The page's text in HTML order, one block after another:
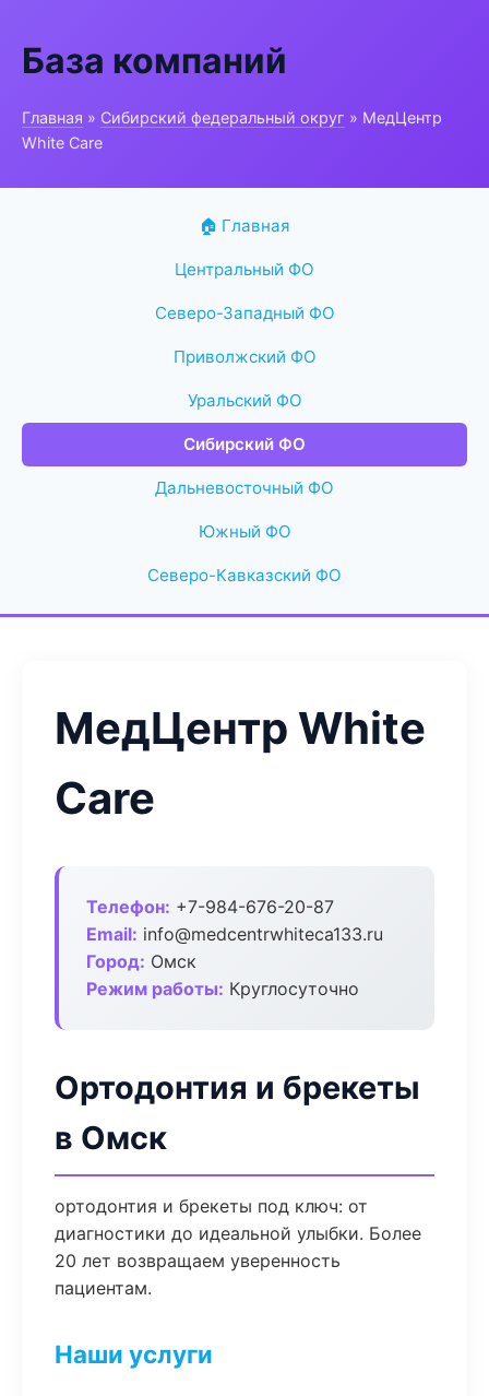
База компаний
Главная » Сибирский федеральный округ » МедЦентр
White Care
🏠 Главная
Центральный ФО
Северо-Западный ФО
Приволжский ФО
Уральский ФО
Сибирский ФО
Дальневосточный ФО
Южный ФО
Северо-Кавказский ФО
МедЦентр White
Care
Телефон: +7-984-676-20-87
Email: info@medcentrwhiteca133.ru
Город: Омск
Режим работы: Круглосуточно
Ортодонтия и брекеты
в Омск
ортодонтия и брекеты под ключ: от
диагностики до идеальной улыбки. Более
20 лет возвращаем уверенность
пациентам.
Наши услуги